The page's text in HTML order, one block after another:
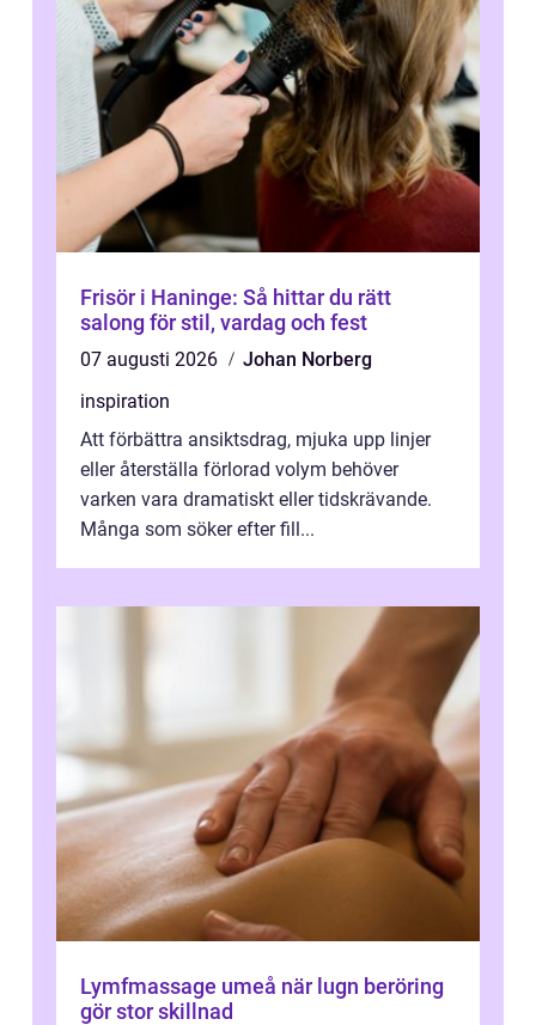
Frisör i Haninge: Så hittar du rätt
salong för stil, vardag och fest
07 augusti 2026
Johan Norberg
inspiration
Att förbättra ansiktsdrag, mjuka upp linjer
eller återställa förlorad volym behöver
varken vara dramatiskt eller tidskrävande.
Många som söker efter fill...
Lymfmassage umeå när lugn beröring
gör stor skillnad